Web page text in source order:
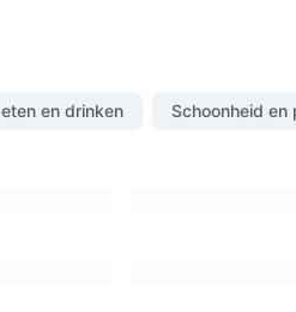
eten en drinken Schoonheid en